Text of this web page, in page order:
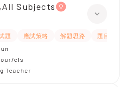
Subjects
題 應試策略 解題思路
題目講解
cls
Teacher